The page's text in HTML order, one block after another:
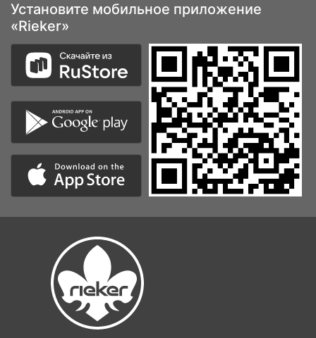
Установите мобильное приложение
«Rieker»